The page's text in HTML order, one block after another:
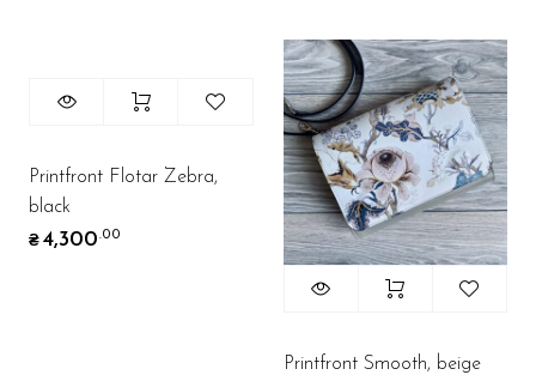
Printfront Flotar Zebra,
black
₴ 4,300.00
Printfront Smooth, beige